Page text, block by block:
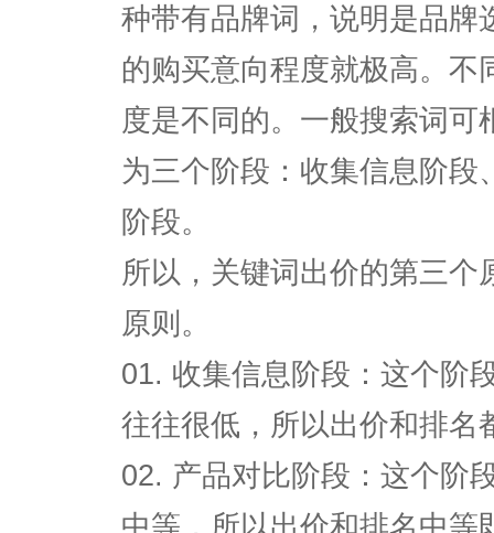
种带有品牌词，说明是品牌
的购买意向程度就极高。
度是不同的。一般搜索词
为三个阶段：收集信息阶
阶段。
所以，关键词出价的第三
原则。
01. 收集信息阶段：这个阶
往往很低，所以出价和排名
02. 产品对比阶段：这个阶
中等，所以出价和排名中等